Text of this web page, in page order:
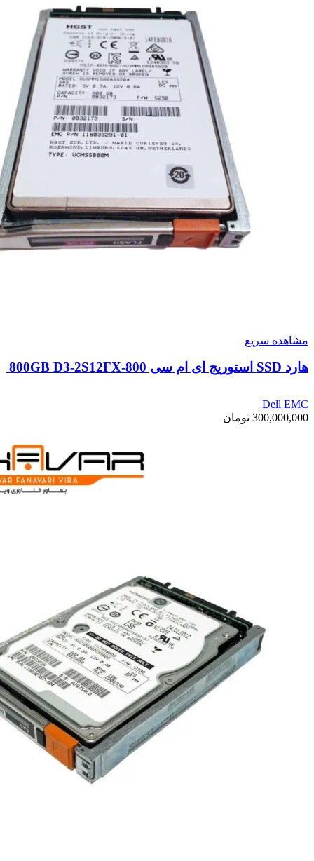
مشاهده سریع
هارد SSD استوریج ای ام سی 800GB D3-2S12FX-800
Dell EMC
300,000,000 تومان